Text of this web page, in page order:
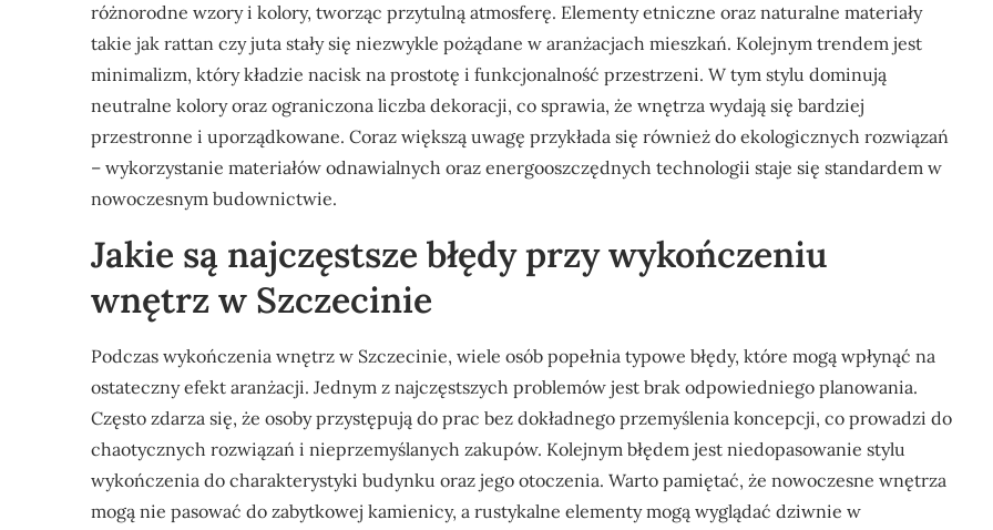
różnorodne wzory i kolory, tworząc przytulną atmosferę. Elementy etniczne oraz naturalne materiały
takie jak rattan czy juta stały się niezwykle pożądane w aranżacjach mieszkań. Kolejnym trendem jest
minimalizm, który kładzie nacisk na prostotę i funkcjonalność przestrzeni. W tym stylu dominują
neutralne kolory oraz ograniczona liczba dekoracji, co sprawia, że wnętrza wydają się bardziej
przestronne i uporządkowane. Coraz większą uwagę przykłada się również do ekologicznych rozwiązań
– wykorzystanie materiałów odnawialnych oraz energooszczędnych technologii staje się standardem w
nowoczesnym budownictwie.
Jakie są najczęstsze błędy przy wykończeniu
wnętrz w Szczecinie
Podczas wykończenia wnętrz w Szczecinie, wiele osób popełnia typowe błędy, które mogą wpłynąć na
ostateczny efekt aranżacji. Jednym z najczęstszych problemów jest brak odpowiedniego planowania.
Często zdarza się, że osoby przystępują do prac bez dokładnego przemyślenia koncepcji, co prowadzi do
chaotycznych rozwiązań i nieprzemyślanych zakupów. Kolejnym błędem jest niedopasowanie stylu
wykończenia do charakterystyki budynku oraz jego otoczenia. Warto pamiętać, że nowoczesne wnętrza
mogą nie pasować do zabytkowej kamienicy, a rustykalne elementy mogą wyglądać dziwnie w